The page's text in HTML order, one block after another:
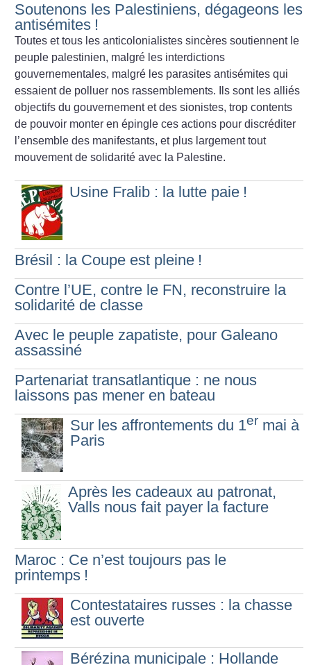
Soutenons les Palestiniens, dégageons les
antisémites !
Toutes et tous les anticolonialistes sincères soutiennent le
peuple palestinien, malgré les interdictions
gouvernementales, malgré les parasites antisémites qui
essaient de polluer nos rassemblements.
Ils sont les alliés
objectifs du gouvernement et des sionistes, trop contents
de pouvoir monter en épingle ces actions pour discréditer
l’ensemble des manifestants, et plus largement tout
mouvement de solidarité avec la Palestine.
Usine Fralib : la lutte paie !
Brésil : la Coupe est pleine !
Contre l’UE, contre le FN, reconstruire la
solidarité de classe
Avec le peuple zapatiste, pour Galeano
assassiné
Partenariat transatlantique : ne nous
laissons pas mener en bateau
Sur les affrontements du 1er mai à
Paris
Après les cadeaux au patronat,
Valls nous fait payer la facture
Maroc : Ce n’est toujours pas le
printemps !
Contestataires russes : la chasse
est ouverte
Bérézina municipale : Hollande